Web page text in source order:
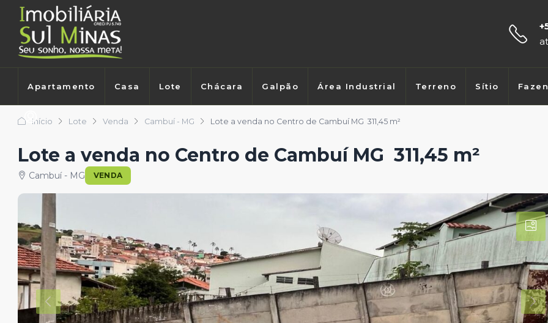
Apartamento Casa Lote Chácara Galpão Área Industrial Terreno Sítio
Início Lote Venda Cambuí - MG Lote a venda no Centro de Cambuí MG 311,45 m²
Lote a venda no Centro de Cambuí MG 311,45 m²
Cambuí - MG VENDA